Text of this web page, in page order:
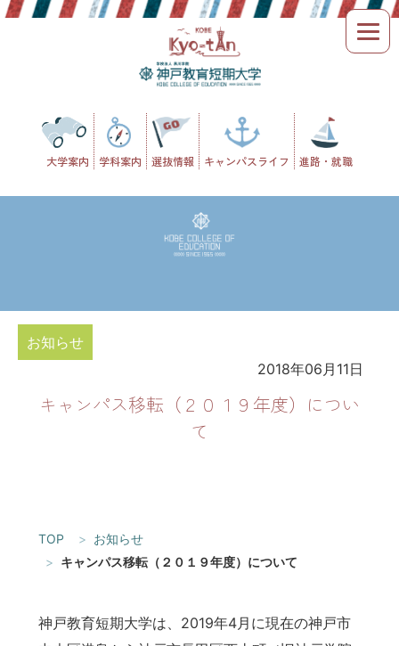
Skip
to
大学案内 学科案内 選抜情報 キャンパスライフ 進路・就職
お知らせ
2018年06月11日
キャンパス移転（２０１９年度）につい
て
TOP
お知らせ
キャンパス移転（２０１９年度）について
神戸教育短期大学は、2019年4月に現在の神戸市